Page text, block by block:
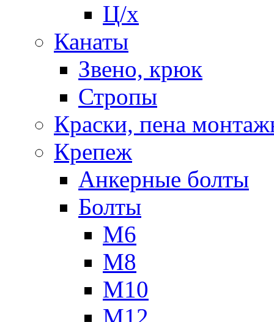
Ц/х
Канаты
Звено, крюк
Стропы
Краски, пена
Крепеж
Анкерные болты
Болты
М6
М8
М10